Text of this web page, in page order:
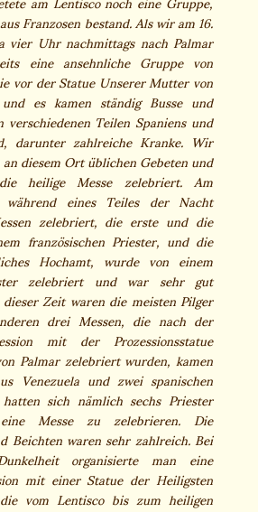
Franzosen bestand. Als wir am 16.
vier Uhr nachmittags nach Palmar
eine ansehnliche Gruppe von
vor der Statue Unserer Mutter von
es kamen ständig Busse und
Teilen Spaniens und
darunter zahlreiche Kranke. Wir
diesem Ort üblichen Gebeten und
heilige Messe zelebriert. Am
eines Teiles der Nacht
zelebriert, die erste und die
französischen Priester, und die
Hochamt, wurde von einem
zelebriert und war sehr gut
Zeit waren die meisten Pilger
drei Messen, die nach der
mit der Prozessionsstatue
Palmar zelebriert wurden, kamen
Venezuela und zwei spanischen
sich nämlich sechs Priester
Messe zu zelebrieren. Die
Beichten waren sehr zahlreich. Bei
organisierte man eine
mit einer Statue der Heiligsten
vom Lentisco bis zum heiligen